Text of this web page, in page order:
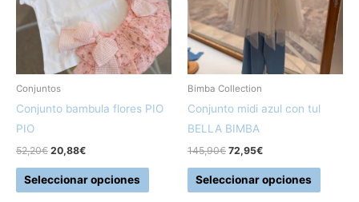
Conjuntos
Conjunto bambula flores PIO
PIO
52,20€ 20,88€
Seleccionar opciones
variantes.
Las
opciones
se
elegir
página
Bimba Collection
Conjunto midi azul con tul
BELLA BIMBA
145,90€ 72,95€
Seleccionar opciones
Las
se
elegir
página